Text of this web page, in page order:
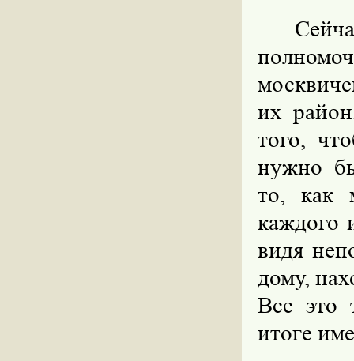
их
того,
нужно
то, как
каждого
видя
дому,
Все это
итоге